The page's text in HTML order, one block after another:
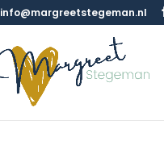
info@margreetstegeman.nl